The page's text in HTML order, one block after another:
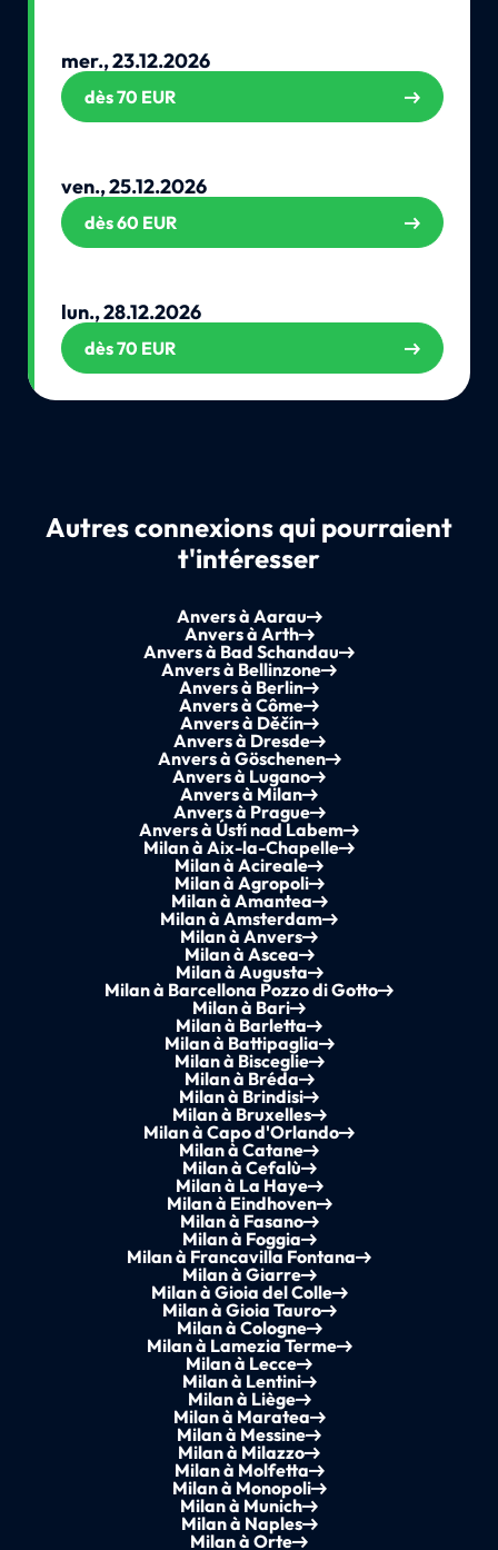
mer., 23.12.2026
dès 70 EUR
ven., 25.12.2026
dès 60 EUR
lun., 28.12.2026
dès 70 EUR
Autres connexions qui pourraient
t'intéresser
Anvers à Aarau
Anvers à Arth
Anvers à Bad Schandau
Anvers à Bellinzone
Anvers à Berlin
Anvers à Côme
Anvers à Děčín
Anvers à Dresde
Anvers à Göschenen
Anvers à Lugano
Anvers à Milan
Anvers à Prague
Anvers à Ústí nad Labem
Milan à Aix-la-Chapelle
Milan à Acireale
Milan à Agropoli
Milan à Amantea
Milan à Amsterdam
Milan à Anvers
Milan à Ascea
Milan à Augusta
Milan à Barcellona Pozzo di Gotto
Milan à Bari
Milan à Barletta
Milan à Battipaglia
Milan à Bisceglie
Milan à Bréda
Milan à Brindisi
Milan à Bruxelles
Milan à Capo d'Orlando
Milan à Catane
Milan à Cefalù
Milan à La Haye
Milan à Eindhoven
Milan à Fasano
Milan à Foggia
Milan à Francavilla Fontana
Milan à Giarre
Milan à Gioia del Colle
Milan à Gioia Tauro
Milan à Cologne
Milan à Lamezia Terme
Milan à Lecce
Milan à Lentini
Milan à Liège
Milan à Maratea
Milan à Messine
Milan à Milazzo
Milan à Molfetta
Milan à Monopoli
Milan à Munich
Milan à Naples
Milan à Orte